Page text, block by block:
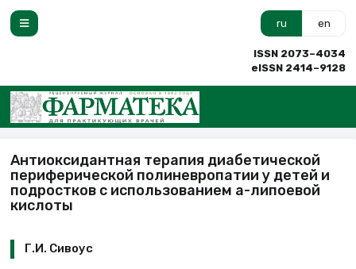
ru en
ISSN 2073–4034
eISSN 2414–9128
Антиоксидантная терапия диабетической
периферической полиневропатии у детей и
подростков с использованием a-липоевой
кислоты
Г.И. Сивоус